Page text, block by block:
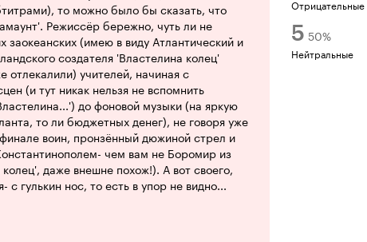
то можно было бы сказать, что
Режиссёр бережно, чуть ли не
(имею в виду Атлантический и
создателя 'Властелина колец'
отлекалили) учителей, начиная с
(и тут никак нельзя не вспомнить
до фоновой музыки (на яркую
то ли бюджетных денег), не говоря уже
воин, пронзённый дюжиной стрел и
чем вам не Боромир из
даже внешне похож!). А вот своего,
гулькин нос, то есть в упор не видно...
фильм в истории турецкого кино,
Отрицательные
5 50%
Нейтральные